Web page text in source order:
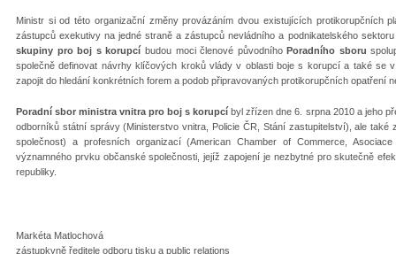
Ministr si od této organizační změny provázáním dvou existujících protikorupčních
zástupců exekutivy na jedné straně a zástupců nevládního a podnikatelského
skupiny pro boj s korupcí budou moci členové původníhoPoradního sboru
společně definovat návrhy klíčových kroků vlády v oblasti boje s korupcí a také se
zapojit do hledání konkrétních forem a podob připravovaných protikorupčních opatření
Poradní sbor ministra vnitra pro boj s korupcí byl zřízen dne 6. srpna 2010 a jeho
odborníků státní správy (Ministerstvo vnitra, Policie ČR, Stání zastupitelství), ale
společnost) a profesních organizací (American Chamber of Commerce,
významného prvku občanské společnosti, jejíž zapojení je nezbytné pro skutečně
republiky.
Markéta Matlochová
zástupkyně ředitele odboru tisku a public relations